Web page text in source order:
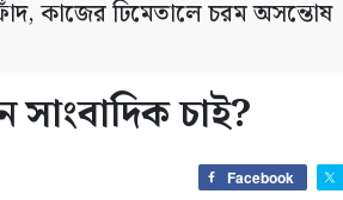
কাজের ঢিমেতালে চরম অসন্তোষ
চাই?
Facebook